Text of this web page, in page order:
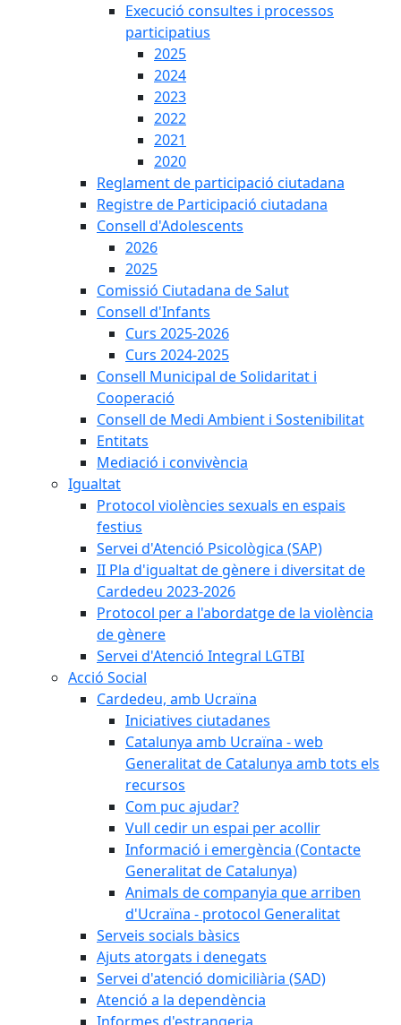
Execució consultes i processos
participatius
2025
2024
2023
2022
2021
2020
Reglament de participació ciutadana
Registre de Participació ciutadana
Consell d'Adolescents
2026
2025
Comissió Ciutadana de Salut
Consell d'Infants
Curs 2025-2026
Curs 2024-2025
Consell Municipal de Solidaritat i
Cooperació
Consell de Medi Ambient i Sostenibilitat
Entitats
Mediació i convivència
Igualtat
Protocol violències sexuals en espais
festius
Servei d'Atenció Psicològica (SAP)
II Pla d'igualtat de gènere i diversitat de
Cardedeu 2023-2026
Protocol per a l'abordatge de la violència
de gènere
Servei d'Atenció Integral LGTBI
Acció Social
Cardedeu, amb Ucraïna
Iniciatives ciutadanes
Catalunya amb Ucraïna - web
Generalitat de Catalunya amb tots els
recursos
Com puc ajudar?
Vull cedir un espai per acollir
Informació i emergència (Contacte
Generalitat de Catalunya)
Animals de companyia que arriben
d'Ucraïna - protocol Generalitat
Serveis socials bàsics
Ajuts atorgats i denegats
Servei d'atenció domiciliària (SAD)
Atenció a la dependència